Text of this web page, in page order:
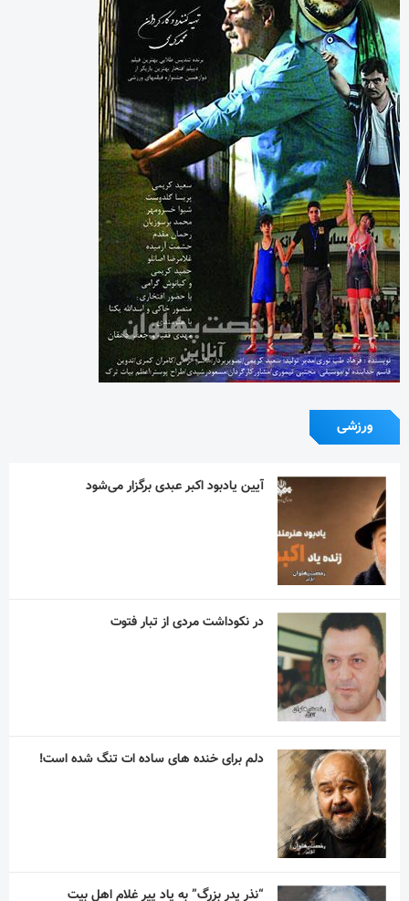
ورزشی
آیین یادبود اکبر عبدی برگزار می‌شود
در نکوداشت مردی از تبار فتوت
دلم برای خنده های ساده ات تنگ شده است!
“نذر پدر بزرگ” به یاد پیر غلام اهل بیت